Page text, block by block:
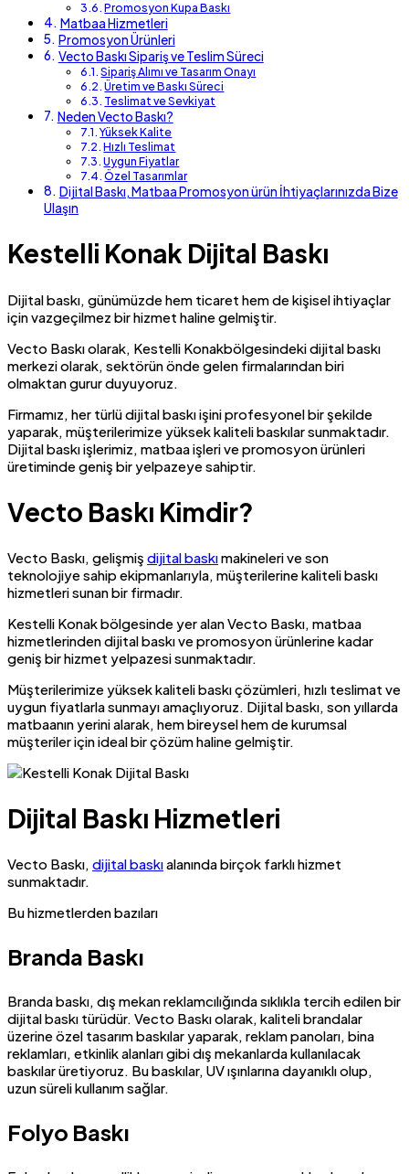
Promosyon Kupa Baskı
Matbaa Hizmetleri
Promosyon Ürünleri
Vecto Baskı Sipariş ve Teslim Süreci
Sipariş Alımı ve Tasarım Onayı
Üretim ve Baskı Süreci
Teslimat ve Sevkiyat
Neden Vecto Baskı?
Yüksek Kalite
Hızlı Teslimat
Uygun Fiyatlar
Özel Tasarımlar
Dijital Baskı, Matbaa Promosyon ürün İhtiyaçlarınızda Bize
Ulaşın
Kestelli Konak Dijital Baskı
Dijital baskı, günümüzde hem ticaret hem de kişisel ihtiyaçlar
için vazgeçilmez bir hizmet haline gelmiştir.
Vecto Baskı olarak, Kestelli Konakbölgesindeki dijital baskı
merkezi olarak, sektörün önde gelen firmalarından biri
olmaktan gurur duyuyoruz.
Firmamız, her türlü dijital baskı işini profesyonel bir şekilde
yaparak, müşterilerimize yüksek kaliteli baskılar sunmaktadır.
Dijital baskı işlerimiz, matbaa işleri ve promosyon ürünleri
üretiminde geniş bir yelpazeye sahiptir.
Vecto Baskı Kimdir?
Vecto Baskı, gelişmiş dijital baskımakineleri ve son
teknolojiye sahip ekipmanlarıyla, müşterilerine kaliteli baskı
hizmetleri sunan bir firmadır.
Kestelli Konak bölgesinde yer alan Vecto Baskı, matbaa
hizmetlerinden dijital baskı ve promosyon ürünlerine kadar
geniş bir hizmet yelpazesi sunmaktadır.
Müşterilerimize yüksek kaliteli baskı çözümleri, hızlı teslimat ve
uygun fiyatlarla sunmayı amaçlıyoruz. Dijital baskı, son yıllarda
matbaanın yerini alarak, hem bireysel hem de kurumsal
müşteriler için ideal bir çözüm haline gelmiştir.
Dijital Baskı Hizmetleri
Vecto Baskı, dijital baskıalanında birçok farklı hizmet
sunmaktadır.
Bu hizmetlerden bazıları
Branda Baskı
Branda baskı, dış mekan reklamcılığında sıklıkla tercih edilen bir
dijital baskı türüdür. Vecto Baskı olarak, kaliteli brandalar
üzerine özel tasarım baskılar yaparak, reklam panoları, bina
reklamları, etkinlik alanları gibi dış mekanlarda kullanılacak
baskılar üretiyoruz. Bu baskılar, UV ışınlarına dayanıklı olup,
uzun süreli kullanım sağlar.
Folyo Baskı